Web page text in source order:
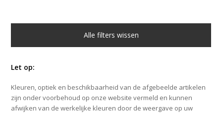
Alle filters wissen
Let op:
Kleuren, optiek en beschikbaarheid van de afgebeelde artikelen
zijn onder voorbehoud op onze website vermeld en kunnen
afwijken van de werkelijke kleuren door de weergave op uw